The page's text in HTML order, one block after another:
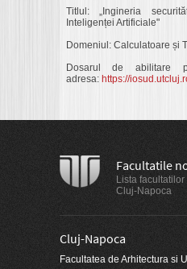
Titlul: „ Ingineria
Inteligenței Artificiale"
Domeniul: Calculatoare și
Dosarul de abilitare
adresa: https://
Facultatile
Lista
Cluj-Napoca
Cluj-Napoca
Facultatea de Arhitectura si